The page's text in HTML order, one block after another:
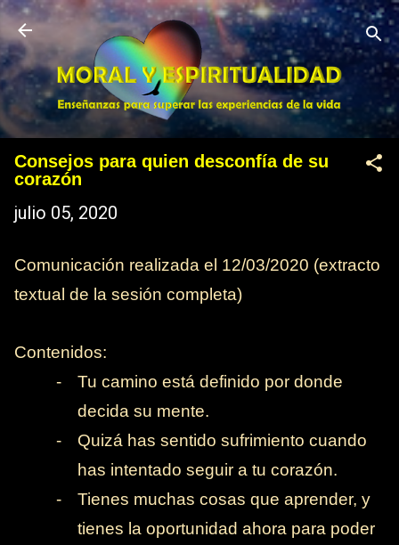
Ir al contenido principal
Consejos para quien desconfía de su
corazón
julio 05, 2020
Comunicación realizada el 12/03/2020 (extracto
textual de la sesión completa)
Contenidos:
-
Tu camino está definido por donde
decida su mente.
-
Quizá has sentido sufrimiento cuando
has intentado seguir a tu corazón.
-
Tienes muchas cosas que aprender, y
tienes la oportunidad ahora para poder